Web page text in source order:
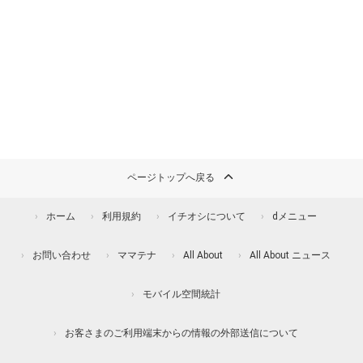
ページトップへ戻る
ホーム 利用規約 イチオシについて dメニュー
お問い合わせ ママテナ All About All About ニュース
モバイル空間統計
お客さまのご利用端末からの情報の外部送信について